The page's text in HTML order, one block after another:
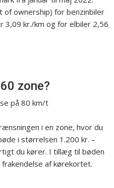
of ownership) for benzinbiler
3,09 kr./km og for elbiler 2,56
zone?
på 80 km/t
i en zone, hvor du
i størrelsen 1.200 kr. –
du kører. I tillæg til bøden
af kørekortet.